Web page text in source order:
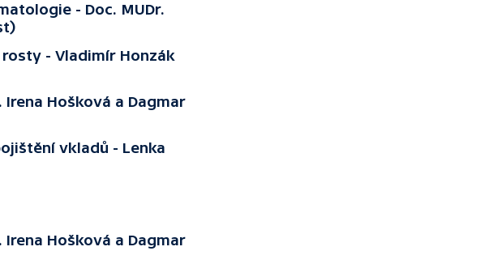
- Doc. MUDr.
- Vladimír Honzák
Hošková a Dagmar
vkladů - Lenka
Hošková a Dagmar